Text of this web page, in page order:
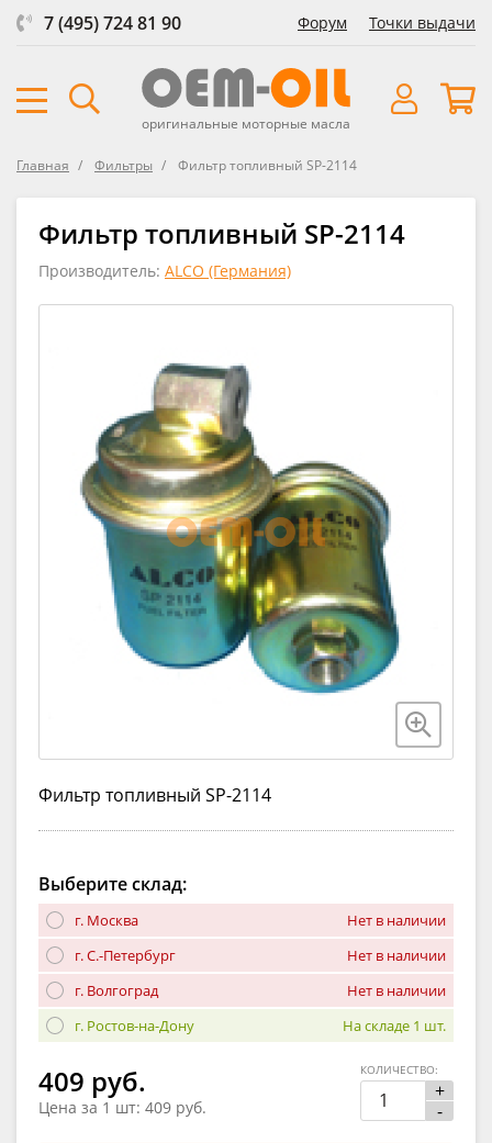
7 (495) 724 81 90 Форум Точки выдачи
оригинальные моторные масла
Главная Фильтры Фильтр топливный SP-2114
Фильтр топливный SP-2114
Производитель: ALCO (Германия)
Фильтр топливный SP-2114
Выберите склад:
г. Москва
Нет в наличии
г. С.-Петербург
Нет в наличии
г. Волгоград
Нет в наличии
г. Ростов-на-Дону
На складе 1 шт.
409 руб.
Цена за 1 шт: 409 руб.
+
-
КОЛИЧЕСТВО: